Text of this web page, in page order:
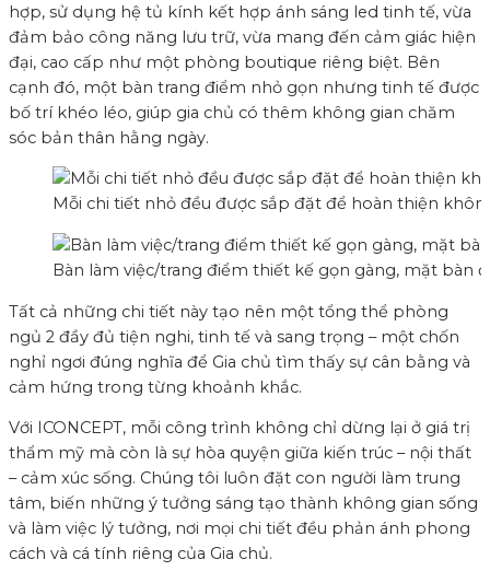
hợp, sử dụng hệ tủ kính kết hợp ánh sáng led tinh tế, vừa
đảm bảo công năng lưu trữ, vừa mang đến cảm giác hiện
đại, cao cấp như một phòng boutique riêng biệt. Bên
cạnh đó, một bàn trang điểm nhỏ gọn nhưng tinh tế được
bố trí khéo léo, giúp gia chủ có thêm không gian chăm
sóc bản thân hằng ngày.
Mỗi chi tiết nhỏ đều được sắp đặt để hoàn thiện
Bàn làm việc/trang điểm thiết kế gọn gàng, mặt bàn
Tất cả những chi tiết này tạo nên một tổng thể phòng
ngủ 2 đầy đủ tiện nghi, tinh tế và sang trọng – một chốn
nghỉ ngơi đúng nghĩa để Gia chủ tìm thấy sự cân bằng và
cảm hứng trong từng khoảnh khắc.
Với ICONCEPT, mỗi công trình không chỉ dừng lại ở giá trị
thẩm mỹ mà còn là sự hòa quyện giữa kiến trúc – nội thất
– cảm xúc sống. Chúng tôi luôn đặt con người làm trung
tâm, biến những ý tưởng sáng tạo thành không gian sống
và làm việc lý tưởng, nơi mọi chi tiết đều phản ánh phong
cách và cá tính riêng của Gia chủ.